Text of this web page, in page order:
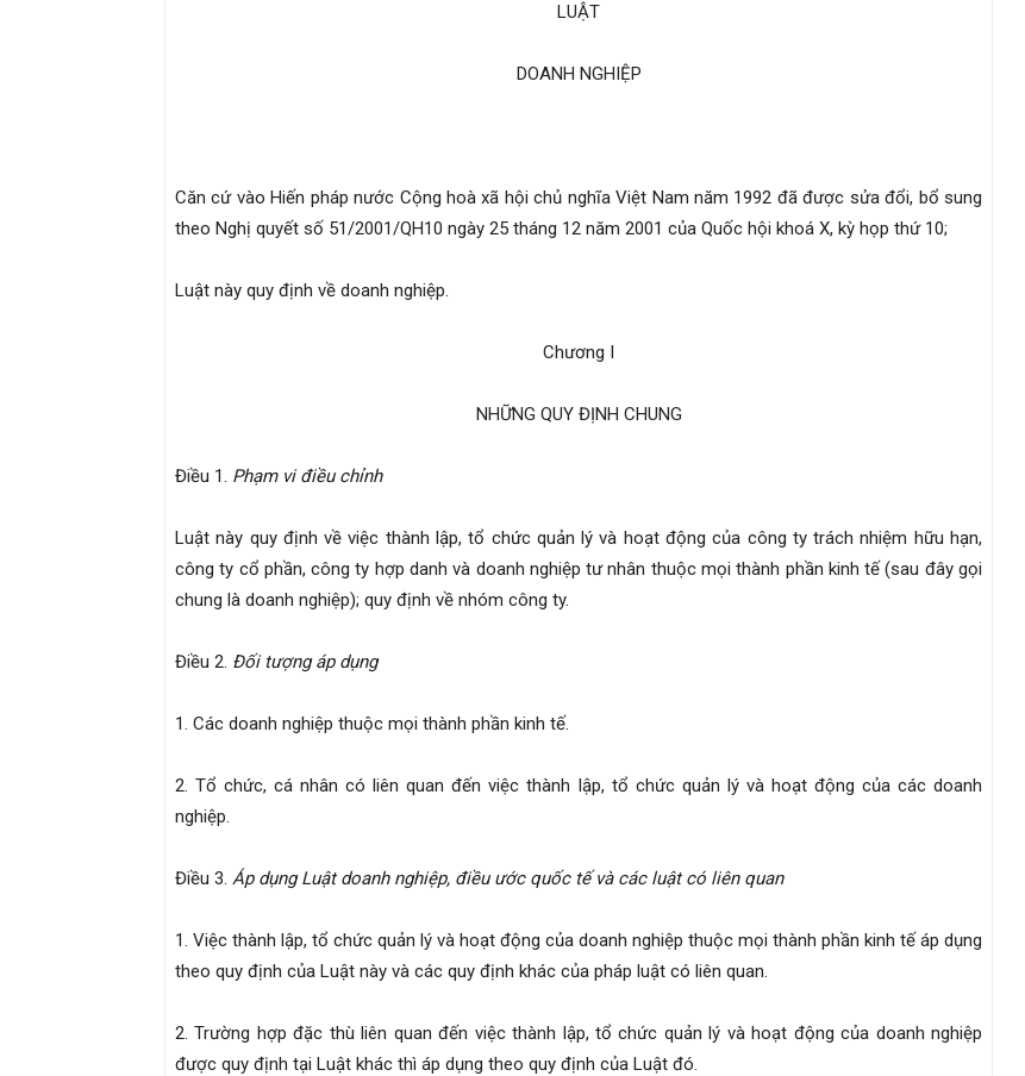
LUẬT
DOANH NGHIỆP
Căn cứ vào Hiến pháp nước Cộng hoà xã hội chủ nghĩa Việt Nam năm 1992 đã được sửa đổi, bổ sung
theo Nghị quyết số 51/2001/QH10 ngày 25 tháng 12 năm 2001 của Quốc hội khoá X, kỳ họp thứ 10;
Luật này quy định về doanh nghiệp.
Chương I
NHỮNG QUY ĐỊNH CHUNG
Điều 1. Phạm vi điều chỉnh
Luật này quy định về việc thành lập, tổ chức quản lý và hoạt động của công ty trách nhiệm hữu hạn,
công ty cổ phần, công ty hợp danh và doanh nghiệp tư nhân thuộc mọi thành phần kinh tế (sau đây gọi
chung là doanh nghiệp); quy định về nhóm công ty.
Điều 2. Đối tượng áp dụng
1. Các doanh nghiệp thuộc mọi thành phần kinh tế.
2. Tổ chức, cá nhân có liên quan đến việc thành lập, tổ chức quản lý và hoạt động của các doanh
nghiệp.
Điều 3. Áp dụng Luật doanh nghiệp, điều ước quốc tế và các luật có liên quan
1. Việc thành lập, tổ chức quản lý và hoạt động của doanh nghiệp thuộc mọi thành phần kinh tế áp dụng
theo quy định của Luật này và các quy định khác của pháp luật có liên quan.
2. Trường hợp đặc thù liên quan đến việc thành lập, tổ chức quản lý và hoạt động của doanh nghiệp
được quy định tại Luật khác thì áp dụng theo quy định của Luật đó.